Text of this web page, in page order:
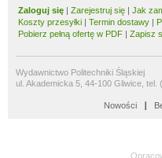
Zaloguj się | Zarejestruj się | Jak
Koszty przesyłki | Termin dostawy |
Pobierz pełną ofertę w PDF | Zapisz
Wydawnictwo Politechniki Śląskiej
ul. Akademicka 5, 44-100 Gliwice,
Nowości